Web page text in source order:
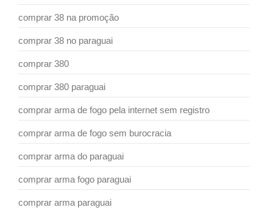
comprar 38 na promoção
comprar 38 no paraguai
comprar 380
comprar 380 paraguai
comprar arma de fogo pela internet sem registro
comprar arma de fogo sem burocracia
comprar arma do paraguai
comprar arma fogo paraguai
comprar arma paraguai